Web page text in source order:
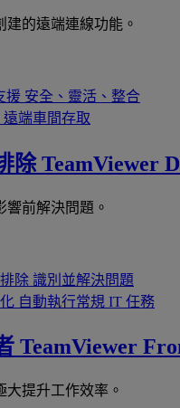
建的遠端連線功能。
援 安全、靈活、整合
遠端車間存取
除 TeamViewer
響前解決問題。
除 識別並解決問題
自動執行常規 IT 任務
TeamViewer
大提升工作效率。